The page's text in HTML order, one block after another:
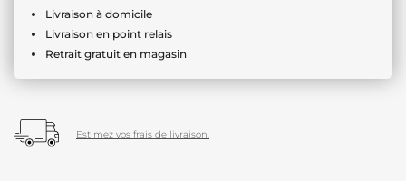
Livraison à domicile
Livraison en point relais
Retrait gratuit en magasin
Estimez vos frais de livraison.